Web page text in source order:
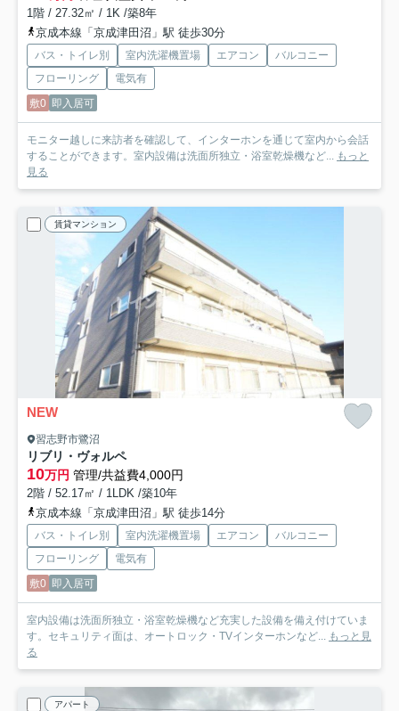
1階 / 27.32㎡ / 1K /築8年
京成本線「京成津田沼」駅 徒歩30分
バス・トイレ別 室内洗濯機置場 エアコン
バルコニー
フローリング
電気有
敷0 即入居可
モニター越しに来訪者を確認して、インターホンを通じて室内から会話
することができます。室内設備は洗面所独立・浴室乾燥機など... もっと
見る
賃貸マンション
NEW
習志野市鷺沼
リブリ・ヴォルペ
10万円 管理/共益費4,000円
2階 / 52.17㎡ / 1LDK /築10年
京成本線「京成津田沼」駅 徒歩14分
バス・トイレ別 室内洗濯機置場 エアコン
バルコニー
フローリング
電気有
敷0 即入居可
室内設備は洗面所独立・浴室乾燥機など充実した設備を備え付けていま
す。セキュリティ面は、オートロック・TVインターホンなど... もっと見
る
アパート